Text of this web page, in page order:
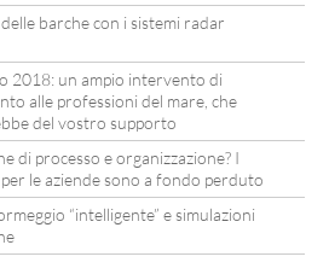
barche con i sistemi radar
2018: un ampio intervento di
alle professioni del mare, che
del vostro supporto
di processo e organizzazione? I
le aziende sono a fondo perduto
“intelligente” e simulazioni